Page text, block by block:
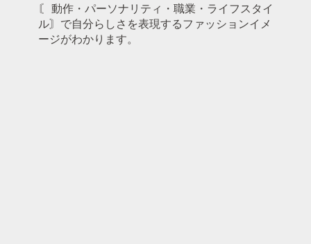
〘 動作・パーソナリティ・職業・ライフスタイ
ル〙で自分らしさを表現するファッションイメ
ージがわかります。